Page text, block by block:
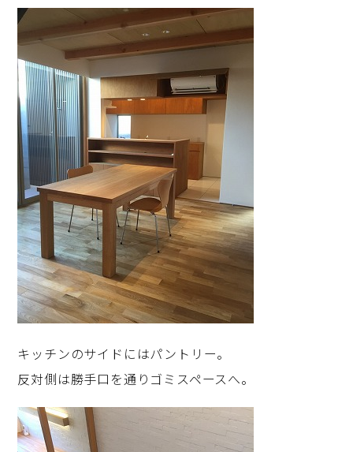
キッチンのサイドにはパントリー。
反対側は勝手口を通りゴミスペースへ。